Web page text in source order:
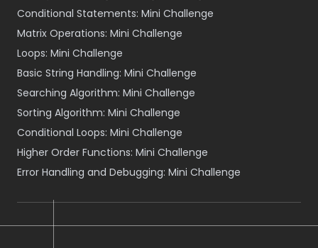
Conditional Statements: Mini Challenge
Matrix Operations: Mini Challenge
Loops: Mini Challenge
Basic String Handling: Mini Challenge
Searching Algorithm: Mini Challenge
Sorting Algorithm: Mini Challenge
Conditional Loops: Mini Challenge
Higher Order Functions: Mini Challenge
Error Handling and Debugging: Mini Challenge